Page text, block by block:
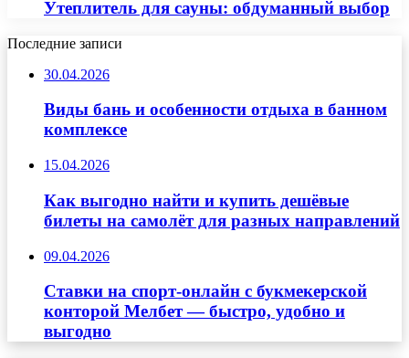
Утеплитель для сауны: обдуманный выбор
Последние записи
30.04.2026
Виды бань и особенности отдыха в банном
комплексе
15.04.2026
Как выгодно найти и купить дешёвые
билеты на самолёт для разных направлений
09.04.2026
Ставки на спорт-онлайн с букмекерской
конторой Мелбет — быстро, удобно и
выгодно